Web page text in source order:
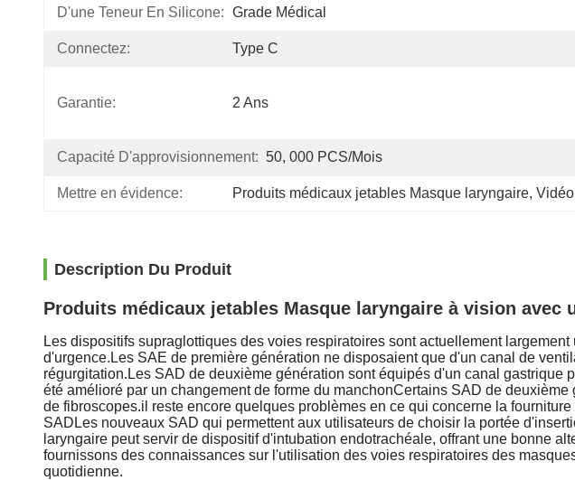
D'une Teneur En Silicone: Grade Médical
Connectez: Type C
Garantie: 2 Ans
Capacité D'approvisionnement: 50, 000 PCS/mois
Mettre en évidence: Produits médicaux jetables Masque laryngaire,
Description Du Produit
Produits médicaux jetables Masque laryngaire à vision avec
Les dispositifs supraglottiques des voies respiratoires sont actuellement
d'urgence.Les SAE de première génération ne disposaient que d'un canal de
régurgitation.Les SAD de deuxième génération sont équipés d'un canal
été amélioré par un changement de forme du manchonCertains SAD de
de fibroscopes.il reste encore quelques problèmes en ce qui concerne la
SADLes nouveaux SAD qui permettent aux utilisateurs de choisir la portée
laryngaire peut servir de dispositif d'intubation endotrachéale, offrant une bonne
fournissons des connaissances sur l'utilisation des voies respiratoires des
quotidienne.